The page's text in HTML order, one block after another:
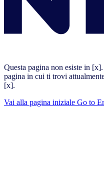
Questa pagina non esiste in
pagina in cui ti trovi
[x].
Vai alla pagina iniziale Go to